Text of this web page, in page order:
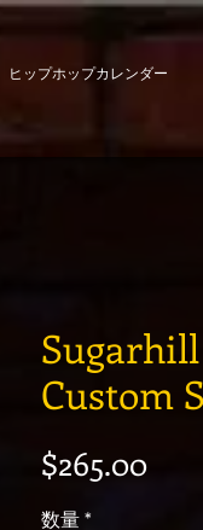
ヒップホップカレンダー
Custom
$265.00価
数量*